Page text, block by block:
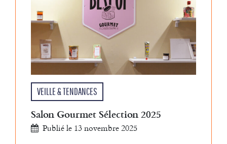
VEILLE & TENDANCES
Salon Gourmet Sélection 2025
Publié le 13 novembre 2025